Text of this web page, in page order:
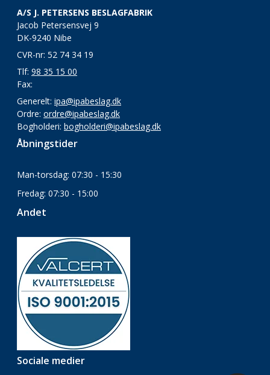
A/S J. PETERSENS BESLAGFABRIK
Jacob Petersensvej 9
DK-9240 Nibe
CVR-nr: 52 74 34 19
Tlf: 98 35 15 00
Fax:
Generelt: ipa@ipabeslag.dk
Ordre: ordre@ipabeslag.dk
Bogholderi: bogholderi@ipabeslag.dk
Åbningstider
Man-torsdag: 07:30 - 15:30
Fredag: 07:30 - 15:00
Andet
Sociale medier